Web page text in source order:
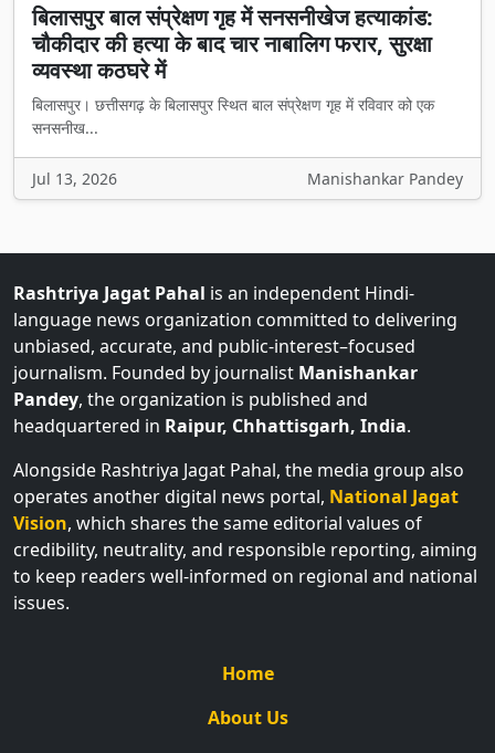
बिलासपुर बाल संप्रेक्षण गृह में सनसनीखेज हत्याकांड:
चौकीदार की हत्या के बाद चार नाबालिग फरार, सुरक्षा
व्यवस्था कठघरे में
बिलासपुर। छत्तीसगढ़ के बिलासपुर स्थित बाल संप्रेक्षण गृह में रविवार को एक
सनसनीख...
Jul 13, 2026 Manishankar Pandey
Rashtriya Jagat Pahal is an independent Hindi-
language news organization committed to delivering
unbiased, accurate, and public-interest–focused
journalism. Founded by journalist Manishankar
Pandey, the organization is published and
headquartered in Raipur, Chhattisgarh, India.
Alongside Rashtriya Jagat Pahal, the media group also
operates another digital news portal, National Jagat
Vision, which shares the same editorial values of
credibility, neutrality, and responsible reporting, aiming
to keep readers well-informed on regional and national
issues.
Home
About Us